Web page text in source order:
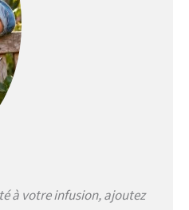
à votre infusion, ajoutez